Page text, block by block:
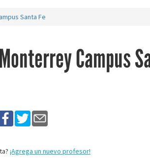
Santa Fe
Campus
¡Agrega un nuevo profesor!